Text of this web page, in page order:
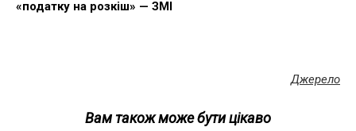
«податку на розкіш» — ЗМІ
Джерело
Вам також може бути цікаво